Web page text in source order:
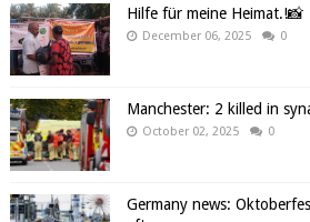
Hilfe für meine Heimat.!📸
December 06, 2025 0
Manchester: 2 killed in
October 02, 2025 0
Germany news: